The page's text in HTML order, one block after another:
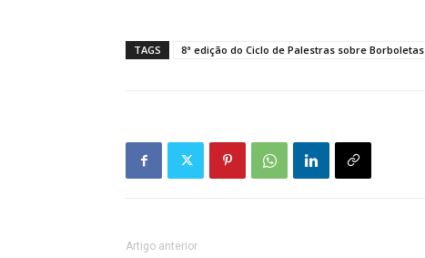
TAGS 8ª edição do Ciclo de Palestras sobre Borboletas
Artigo anterior